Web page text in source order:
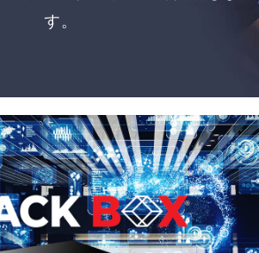
す。